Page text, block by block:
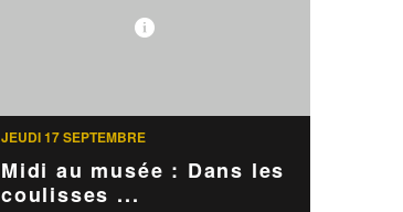
JEUDI 17 SEPTEMBRE
Midi au musée : Dans les
coulisses ...